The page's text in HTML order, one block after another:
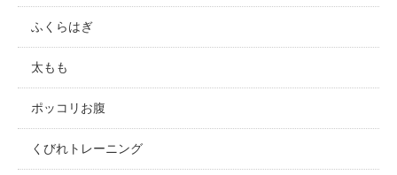
ふくらはぎ
太もも
ポッコリお腹
くびれトレーニング